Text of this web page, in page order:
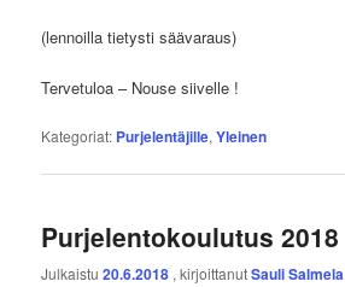
(lennoilla tietysti säävaraus)
Tervetuloa – Nouse siivelle !
Kategoriat: Purjelentäjille,Yleinen
Purjelentokoulutus 2018
Julkaistu20.6.2018 , kirjoittanutSauli Salmela